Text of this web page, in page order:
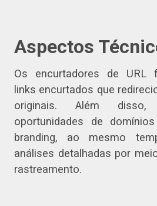
Aspectos
Os encurtadores de URL
links encurtados que
originais. Além
oportunidades de
branding, ao mesmo
análises detalhadas por
rastreamento.